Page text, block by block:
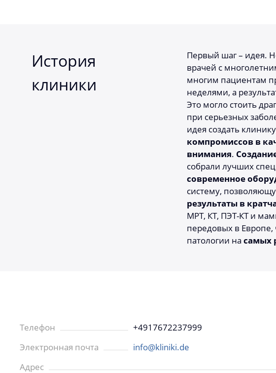
История
клиники
Первый шаг – идея.
врачей с
многим пациентам
неделями, а
Это могло стоить
при серьезных
идея создать
компромиссов в
внимания.
собрали лучших
современное
систему,
результаты в
МРТ, КТ, ПЭТ-КТ и
передовых в Европе,
патологии на самых
Телефон
+4917672237999
Электронная почта
info@kliniki.de
Адрес